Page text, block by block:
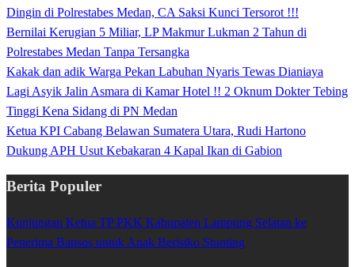
Dingin di Polrestabes Medan, CA Saksi Kunci Tersorot !!!
Bernilai Kerugian 5 Miliar, LP Makmur Lukman 2 Tahun di
Polrestabes Medan Tanpa Tersangka
Kakak dan adik Warga Pekan Labuhan Nyaris Tewas Dianiaya
Lagi Asyik Jalin Asmara di Kamar Hotel !! 2 Oknum Dokter Tebing
Tinggi Kena Sidang di PN Medan
Ketua KPI Cabang Belawan Sumatera Utara, Rudi Hartono
Dukung APH Usut Kebakaran 4 Kapal Ikan di Gabion
Berita Populer
Kunjungan Ketua TP PKK Kabupaten Lampung Selatan ke
Penerima Bansos untuk Anak Berisiko Stunting